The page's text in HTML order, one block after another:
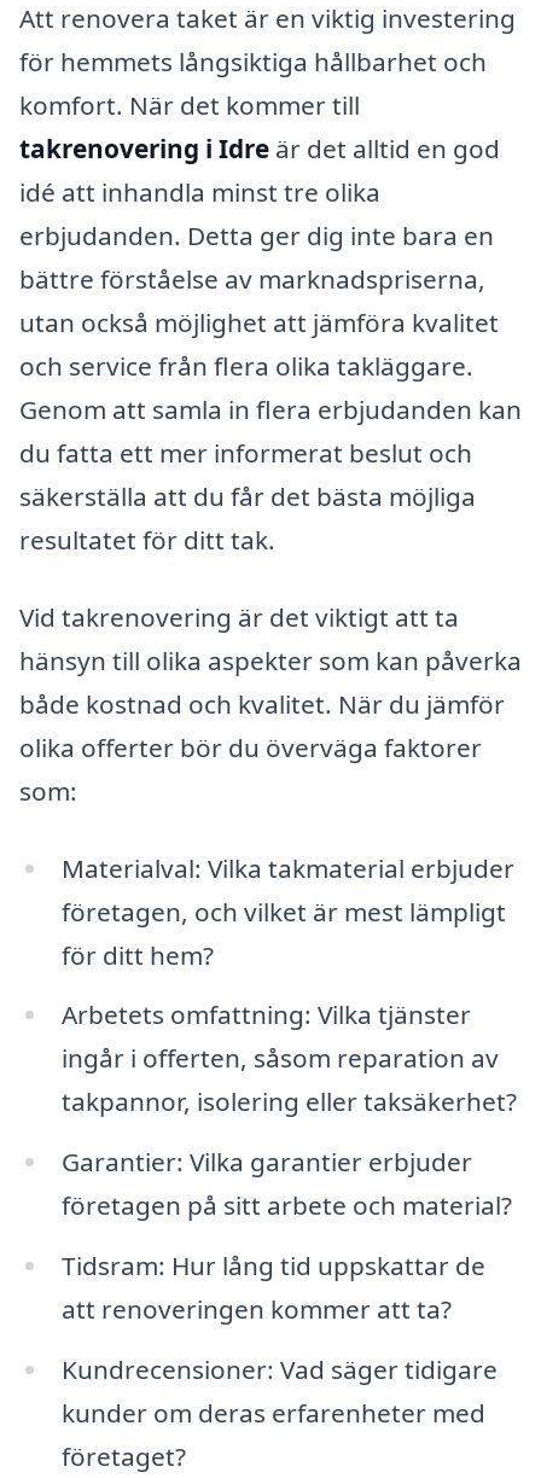
Att renovera taket är en viktig investering
för hemmets långsiktiga hållbarhet och
komfort. När det kommer till
takrenovering i Idre är det alltid en god
idé att inhandla minst tre olika
erbjudanden. Detta ger dig inte bara en
bättre förståelse av marknadspriserna,
utan också möjlighet att jämföra kvalitet
och service från flera olika takläggare.
Genom att samla in flera erbjudanden kan
du fatta ett mer informerat beslut och
säkerställa att du får det bästa möjliga
resultatet för ditt tak.
Vid takrenovering är det viktigt att ta
hänsyn till olika aspekter som kan påverka
både kostnad och kvalitet. När du jämför
olika offerter bör du överväga faktorer
som:
Materialval: Vilka takmaterial erbjuder
företagen, och vilket är mest lämpligt
för ditt hem?
Arbetets omfattning: Vilka tjänster
ingår i offerten, såsom reparation av
takpannor, isolering eller taksäkerhet?
Garantier: Vilka garantier erbjuder
företagen på sitt arbete och material?
Tidsram: Hur lång tid uppskattar de
att renoveringen kommer att ta?
Kundrecensioner: Vad säger tidigare
kunder om deras erfarenheter med
företaget?